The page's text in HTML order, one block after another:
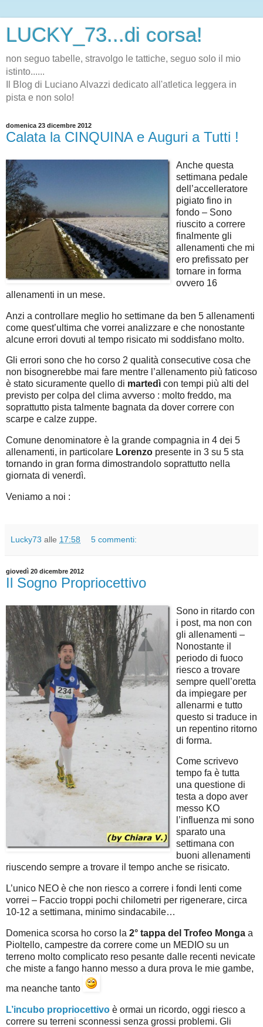
LUCKY_73...di corsa!
non seguo tabelle, stravolgo le tattiche, seguo solo il mio
istinto......
Il Blog di Luciano Alvazzi dedicato all'atletica leggera in
pista e non solo!
domenica 23 dicembre 2012
Calata la CINQUINA e Auguri a Tutti !
Anche questa
settimana pedale
dell’accelleratore
pigiato fino in
fondo – Sono
riuscito a correre
finalmente gli
allenamenti che mi
ero prefissato per
tornare in forma
ovvero 16
allenamenti in un mese.
Anzi a controllare meglio ho settimane da ben 5 allenamenti
come quest’ultima che vorrei analizzare e che nonostante
alcune errori dovuti al tempo risicato mi soddisfano molto.
Gli errori sono che ho corso 2 qualità consecutive cosa che
non bisognerebbe mai fare mentre l’allenamento più faticoso
è stato sicuramente quello di martedì con tempi più alti del
previsto per colpa del clima avverso : molto freddo, ma
soprattutto pista talmente bagnata da dover correre con
scarpe e calze zuppe.
Comune denominatore è la grande compagnia in 4 dei 5
allenamenti, in particolare Lorenzo presente in 3 su 5 sta
tornando in gran forma dimostrandolo soprattutto nella
giornata di venerdì.
Veniamo a noi :
Lucky73 alle 17:58 5 commenti:
giovedì 20 dicembre 2012
Il Sogno Propriocettivo
Sono in ritardo con
i post, ma non con
gli allenamenti –
Nonostante il
periodo di fuoco
riesco a trovare
sempre quell’oretta
da impiegare per
allenarmi e tutto
questo si traduce in
un repentino ritorno
di forma.
Come scrivevo
tempo fa è tutta
una questione di
testa a dopo aver
messo KO
l’influenza mi sono
sparato una
settimana con
buoni allenamenti
riuscendo sempre a trovare il tempo anche se risicato.
L’unico NEO è che non riesco a correre i fondi lenti come
vorrei – Faccio troppi pochi chilometri per rigenerare, circa
10-12 a settimana, minimo sindacabile…
Domenica scorsa ho corso la 2° tappa del Trofeo Monga a
Pioltello, campestre da correre come un MEDIO su un
terreno molto complicato reso pesante dalle recenti nevicate
che miste a fango hanno messo a dura prova le mie gambe,
ma neanche tanto
L’incubo propriocettivo è ormai un ricordo, oggi riesco a
correre su terreni sconnessi senza grossi problemi. Gli